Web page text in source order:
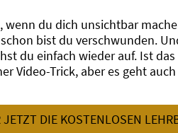
wenn du dich unsichtbar
bist du verschwunden.
du einfach wieder auf. Ist
Video-Trick, aber es geht
DIE KOSTENLOSEN